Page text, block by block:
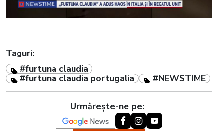
Taguri:
#furtuna claudia
#furtuna claudia portugalia
#NEWSTIME
Urmărește-ne pe: